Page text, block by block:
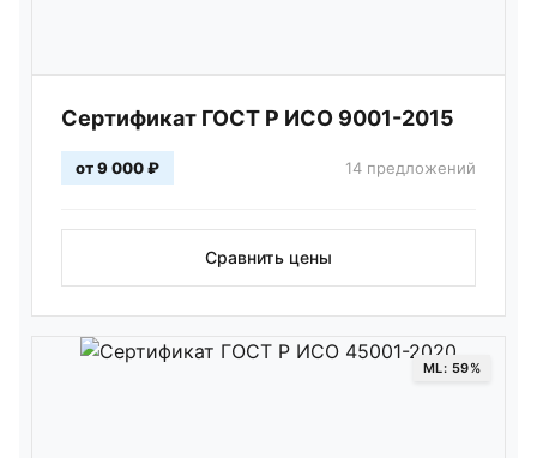
Сертификат ГОСТ Р ИСО 9001-2015
от 9 000 ₽ 14 предложений
Сравнить цены
ML: 59%